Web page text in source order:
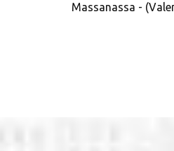
Massanassa -